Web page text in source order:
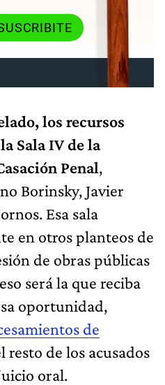
los recursos
Sala IV de la
Penal,
Borinsky, Javier
Esa sala
en otros planteos de
de obras públicas
será la que reciba
oportunidad,
de
resto de los acusados
oral.